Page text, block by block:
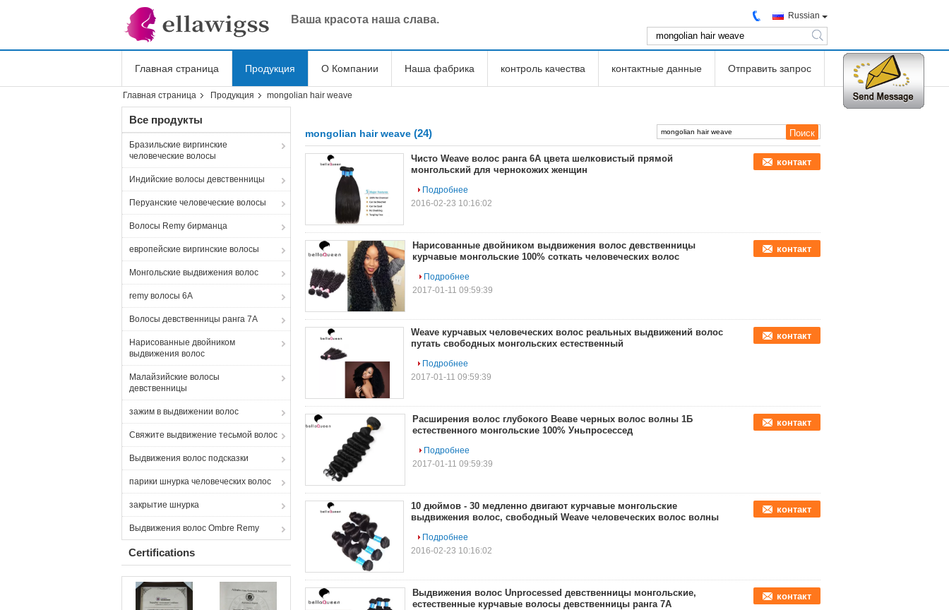
Ваша красота наша слава. Russian
search
Главная страница Продукция О Компании Наша фабрика контроль качества контактные данные Отправить запрос
Главная страница Продукция mongolian hair weave
Все продукты
Бразильские виргинские
человеческие волосы
Индийские волосы девственницы
Перуанские человеческие волосы
Волосы Remy бирманца
европейские виргинские волосы
Монгольские выдвижения волос
remy волосы 6A
Волосы девственницы ранга 7A
Нарисованные двойником
выдвижения волос
Малайзийские волосы
девственницы
зажим в выдвижении волос
Свяжите выдвижение тесьмой волос
Выдвижения волос подсказки
парики шнурка человеческих волос
закрытие шнурка
Выдвижения волос Ombre Remy
Certifications
mongolian hair weave (24)
Чисто Weave волос ранга 6A цвета шелковистый прямой
монгольский для чернокожих женщин
контакт
Подробнее
2016-02-23 10:16:02
Нарисованные двойником выдвижения волос девственницы
курчавые монгольские 100% соткать человеческих волос
контакт
Подробнее
2017-01-11 09:59:39
Weave курчавых человеческих волос реальных выдвижений волос
путать свободных монгольских естественный
контакт
Подробнее
2017-01-11 09:59:39
Расширения волос глубокого Веаве черных волос волны 1Б
естественного монгольские 100% Уньпросессед
контакт
Подробнее
2017-01-11 09:59:39
10 дюймов - 30 медленно двигают курчавые монгольские
выдвижения волос, свободный Weave человеческих волос волны
контакт
Подробнее
2016-02-23 10:16:02
Выдвижения волос Unprocessed девственницы монгольские,
естественные курчавые волосы девственницы ранга 7A
контакт